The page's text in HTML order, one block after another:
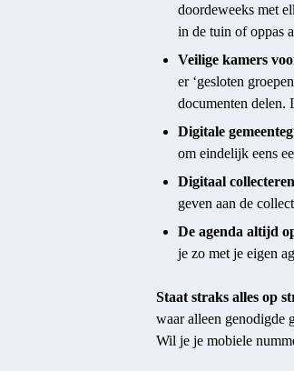
doordeweeks met
in de tuin of oppas
Veilige kamers
er ‘gesloten
documenten delen.
Digitale
om eindelijk eens
Digitaal
geven aan de
De agenda altijd
je zo met je eigen
Staat straks alles op
waar alleen genodigde
Wil je je mobiele